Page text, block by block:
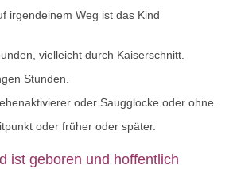
irgendeinem Weg ist das Kind
vielleicht durch Kaiserschnitt.
Stunden.
oder Saugglocke oder ohne.
oder früher oder später.
ist geboren und hoffentlich